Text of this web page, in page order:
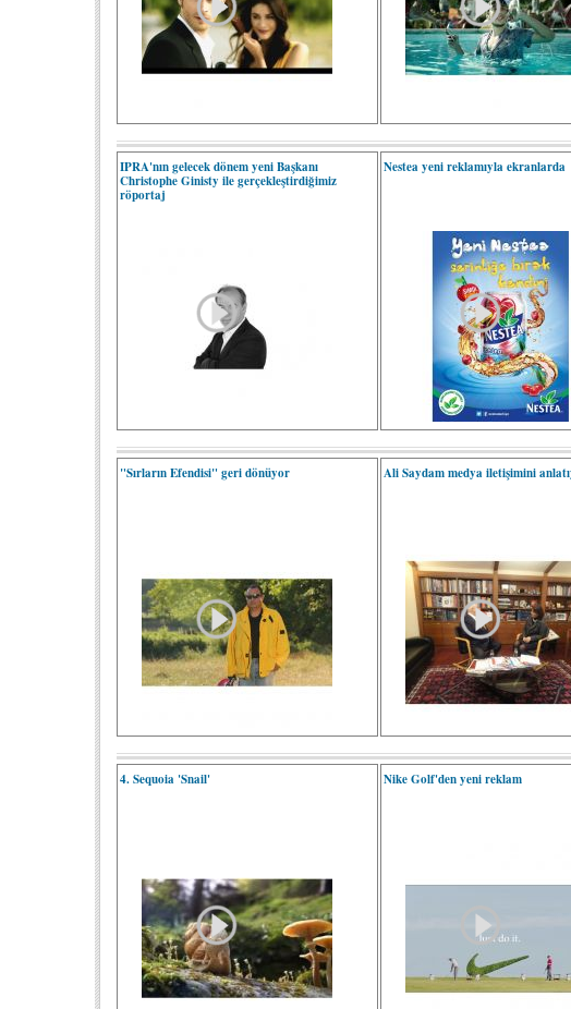
IPRA'nın gelecek dönem yeni Başkanı
Christophe Ginisty ile gerçekleştirdiğimiz
röportaj
Nestea yeni reklamıyla ekranlarda
"Sırların Efendisi" geri dönüyor Ali Saydam medya iletişimini
4. Sequoia 'Snail' Nike Golf'den yeni reklam